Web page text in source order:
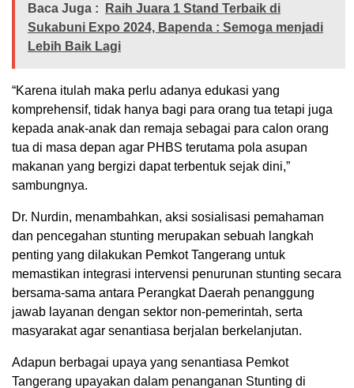
Baca Juga :
Raih Juara 1 Stand Terbaik di
Sukabuni Expo 2024, Bapenda : Semoga menjadi
Lebih Baik Lagi
“Karena itulah maka perlu adanya edukasi yang
komprehensif, tidak hanya bagi para orang tua tetapi juga
kepada anak-anak dan remaja sebagai para calon orang
tua di masa depan agar PHBS terutama pola asupan
makanan yang bergizi dapat terbentuk sejak dini,”
sambungnya.
Dr. Nurdin, menambahkan, aksi sosialisasi pemahaman
dan pencegahan stunting merupakan sebuah langkah
penting yang dilakukan Pemkot Tangerang untuk
memastikan integrasi intervensi penurunan stunting secara
bersama-sama antara Perangkat Daerah penanggung
jawab layanan dengan sektor non-pemerintah, serta
masyarakat agar senantiasa berjalan berkelanjutan.
Adapun berbagai upaya yang senantiasa Pemkot
Tangerang upayakan dalam penanganan Stunting di